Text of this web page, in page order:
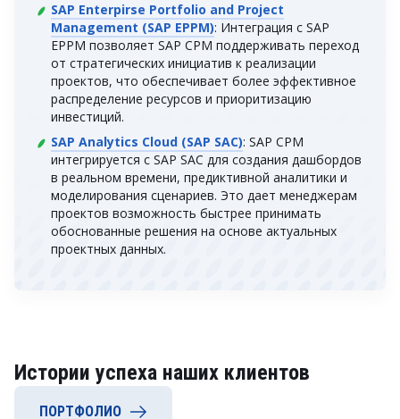
SAP Enterpirse Portfolio and Project
Management (SAP EPPM): Интеграция с SAP
EPPM позволяет SAP CPM поддерживать переход
от стратегических инициатив к реализации
проектов, что обеспечивает более эффективное
распределение ресурсов и приоритизацию
инвестиций.
SAP Analytics Cloud (SAP SAC): SAP CPM
интегрируется с SAP SAC для создания дашбордов
в реальном времени, предиктивной аналитики и
моделирования сценариев. Это дает менеджерам
проектов возможность быстрее принимать
обоснованные решения на основе актуальных
проектных данных.
Истории успеха наших клиентов
ПОРТФОЛИО